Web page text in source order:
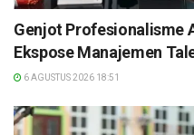
Genjot Profesionalisme
Ekspose Manajemen
6 AGUSTUS 2026 18:51